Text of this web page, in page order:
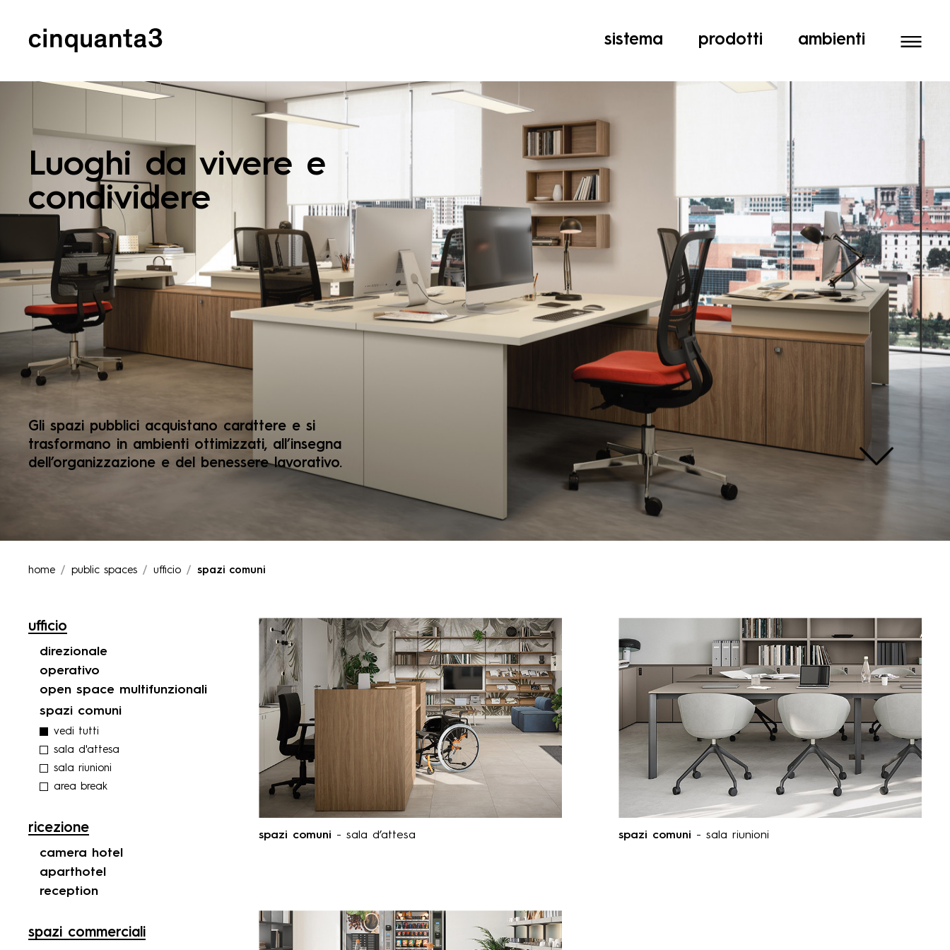
sistema prodotti ambienti
Luoghi da vivere e
condividere
Gli spazi pubblici acquistano carattere e si
trasformano in ambienti ottimizzati, all’insegna
dell’organizzazione e del benessere lavorativo.
vedi
home public spaces ufficio spazi comuni
spazi comuni - sala d’attesa spazi comuni - sala riunioni
ufficio
direzionale
operativo
open space multifunzionali
spazi comuni
vedi tutti
sala d'attesa
sala riunioni
area break
ricezione
camera hotel
aparthotel
reception
spazi commerciali